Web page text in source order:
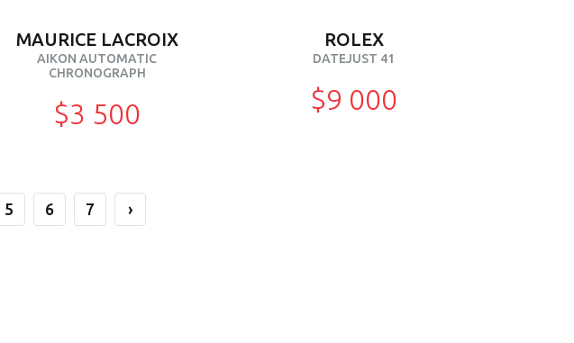
MAURICE LACROIX
AIKON AUTOMATIC
CHRONOGRAPH
$3 500
ROLEX
DATEJUST 41
$9 000
5 6 7 ›